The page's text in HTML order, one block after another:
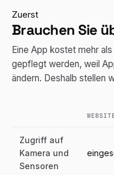
Zuerst
Brauchen Sie
Eine App kostet mehr
gepflegt werden, weil
ändern. Deshalb stellen
Zugriff auf
Kamera und
Sensoren